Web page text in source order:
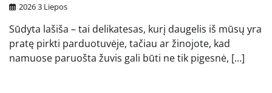
2026 3 Liepos
Sūdyta lašiša – tai delikatesas, kurį daugelis iš mūsų yra
pratę pirkti parduotuvėje, tačiau ar žinojote, kad
namuose paruošta žuvis gali būti ne tik pigesnė, […]